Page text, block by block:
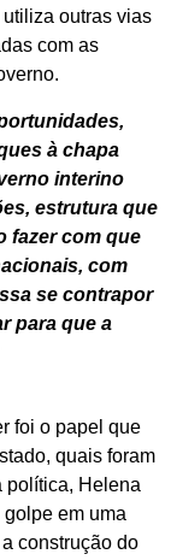
outras vias
com as
à chapa
interino
estrutura que
fazer com que
com
se contrapor
para que a
foi o papel que
quais foram
política, Helena
em uma
construção do